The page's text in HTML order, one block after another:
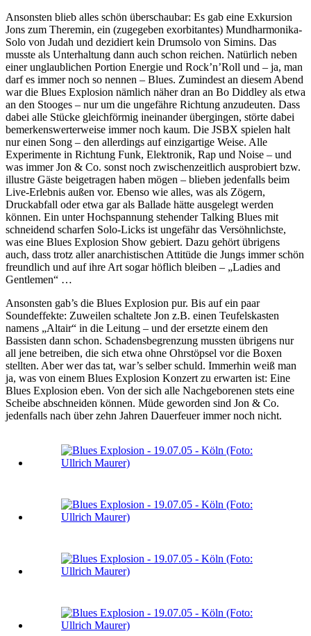
Ansonsten blieb alles schön überschaubar: Es gab eine Exkursion
Jons zum Theremin, ein (zugegeben exorbitantes) Mundharmonika-
Solo von Judah und dezidiert kein Drumsolo von Simins. Das
musste als Unterhaltung dann auch schon reichen. Natürlich neben
einer unglaublichen Portion Energie und Rock’n’Roll und – ja, man
darf es immer noch so nennen – Blues. Zumindest an diesem Abend
war die Blues Explosion nämlich näher dran an Bo Diddley als etwa
an den Stooges – nur um die ungefähre Richtung anzudeuten. Dass
dabei alle Stücke gleichförmig ineinander übergingen, störte dabei
bemerkenswerterweise immer noch kaum. Die JSBX spielen halt
nur einen Song – den allerdings auf einzigartige Weise. Alle
Experimente in Richtung Funk, Elektronik, Rap und Noise – und
was immer Jon & Co. sonst noch zwischenzeitlich ausprobiert bzw.
illustre Gäste beigetragen haben mögen – blieben jedenfalls beim
Live-Erlebnis außen vor. Ebenso wie alles, was als Zögern,
Druckabfall oder etwa gar als Ballade hätte ausgelegt werden
können. Ein unter Hochspannung stehender Talking Blues mit
schneidend scharfen Solo-Licks ist ungefähr das Versöhnlichste,
was eine Blues Explosion Show gebiert. Dazu gehört übrigens
auch, dass trotz aller anarchistischen Attitüde die Jungs immer schön
freundlich und auf ihre Art sogar höflich bleiben – „Ladies and
Gentlemen“ …
Ansonsten gab’s die Blues Explosion pur. Bis auf ein paar
Soundeffekte: Zuweilen schaltete Jon z.B. einen Teufelskasten
namens „Altair“ in die Leitung – und der ersetzte einem den
Bassisten dann schon. Schadensbegrenzung mussten übrigens nur
all jene betreiben, die sich etwa ohne Ohrstöpsel vor die Boxen
stellten. Aber wer das tat, war’s selber schuld. Immerhin weiß man
ja, was von einem Blues Explosion Konzert zu erwarten ist: Eine
Blues Explosion eben. Von der sich alle Nachgeborenen stets eine
Scheibe abschneiden können. Müde geworden sind Jon & Co.
jedenfalls nach über zehn Jahren Dauerfeuer immer noch nicht.